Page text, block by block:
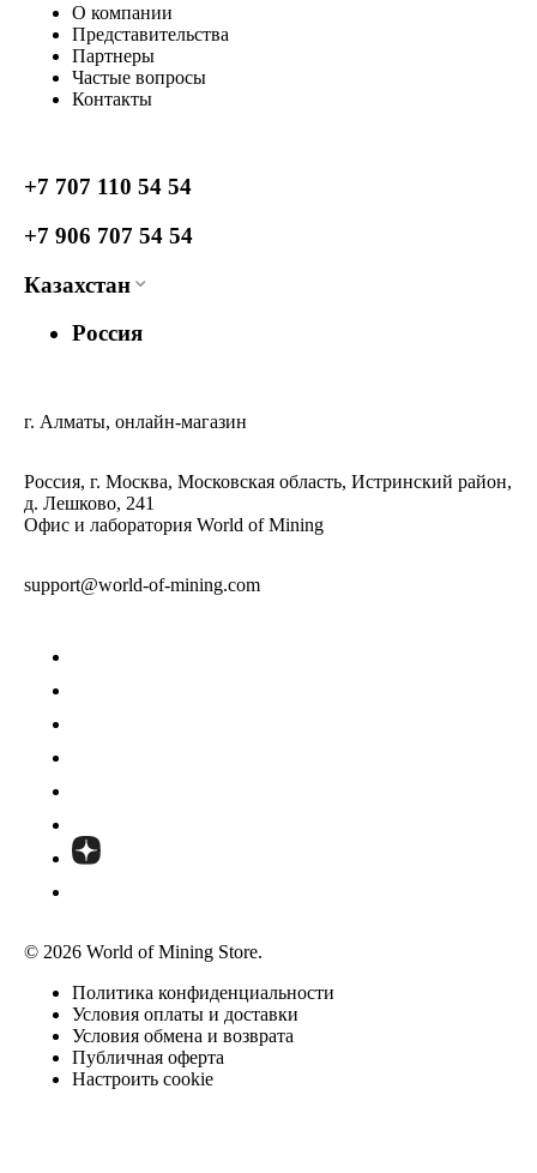
О компании
Представительства
Партнеры
Частые вопросы
Контакты
+7 707 110 54 54
+7 906 707 54 54
Казахстан
Россия
г. Алматы, онлайн-магазин
Россия, г. Москва, Московская область, Истринский район,
д. Лешково, 241
Офис и лаборатория World of Mining
support@world-of-mining.com
© 2026 World of Mining Store.
Политика конфиденциальности
Условия оплаты и доставки
Условия обмена и возврата
Публичная оферта
Настроить cookie